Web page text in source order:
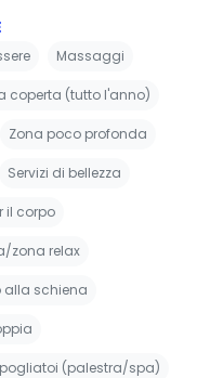
Massaggi
coperta (tutto l'anno)
Zona poco profonda
Servizi di bellezza
il corpo
zona relax
alla schiena
(palestra/spa)